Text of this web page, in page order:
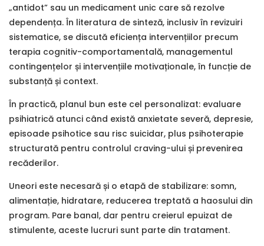
„antidot” sau un medicament unic care să rezolve
dependența. În literatura de sinteză, inclusiv în revizuiri
sistematice, se discută eficiența intervențiilor precum
terapia cognitiv-comportamentală, managementul
contingențelor și intervențiile motivaționale, în funcție de
substanță și context.
În practică, planul bun este cel personalizat: evaluare
psihiatrică atunci când există anxietate severă, depresie,
episoade psihotice sau risc suicidar, plus psihoterapie
structurată pentru controlul craving-ului și prevenirea
recăderilor.
Uneori este necesară și o etapă de stabilizare: somn,
alimentație, hidratare, reducerea treptată a haosului din
program. Pare banal, dar pentru creierul epuizat de
stimulente, aceste lucruri sunt parte din tratament.